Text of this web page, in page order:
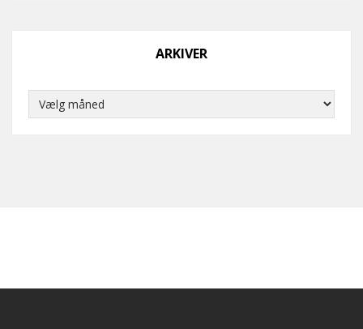
ARKIVER
Arkiver